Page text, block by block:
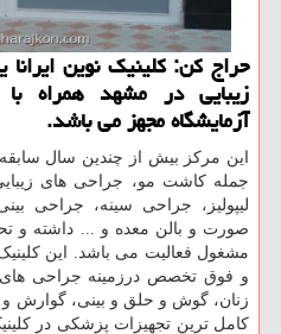
حراج كن: كلینیك نوین ایرانا
زیبایی در مشهد همراه
آزمایشگاه مجهز می باشد.
این مرکز بیش از چندین سال
جمله کاشت مو، جراحی های
لیپولیز، جراحی سینه، جراحی
صورت و بالن معده و ... داشته و
مشغول فعالیت می باشد. این
و فوق تخصص درزمينه جراحی های
زنان، گوش و حلق و بینی، گوارش
کامل ترین تجهیزات پزشکی در